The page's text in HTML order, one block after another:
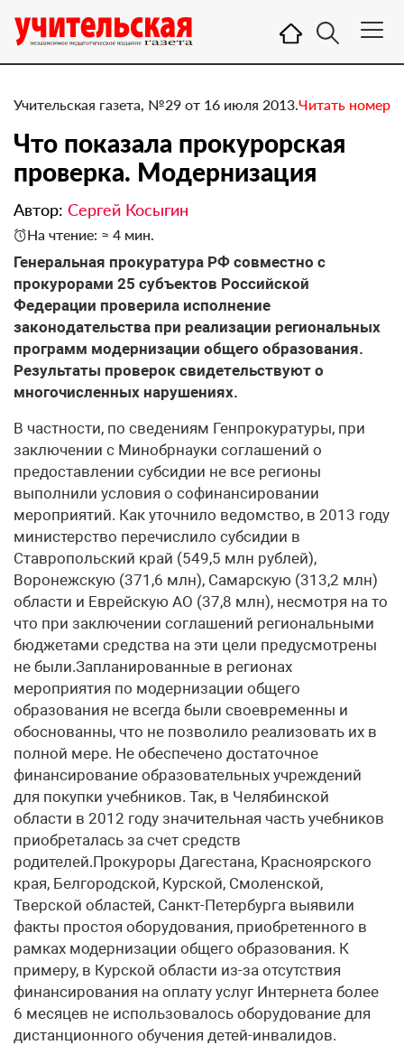
Учительская газета, №29 от 16 июля 2013.Читать номер
Что показала прокурорская
проверка. Модернизация
Автор: Сергей Косыгин
На чтение: ≈ 4 мин.
Генеральная прокуратура РФ совместно с
прокурорами 25 субъектов Российской
Федерации проверила исполнение
законодательства при реализации региональных
программ модернизации общего образования.
Результаты проверок свидетельствуют о
многочисленных нарушениях.
В частности, по сведениям Генпрокуратуры, при
заключении с Минобрнауки соглашений о
предоставлении субсидии не все регионы
выполнили условия о софинансировании
мероприятий. Как уточнило ведомство, в 2013 году
министерство перечислило субсидии в
Ставропольский край (549,5 млн рублей),
Воронежскую (371,6 млн), Самарскую (313,2 млн)
области и Еврейскую АО (37,8 млн), несмотря на то
что при заключении соглашений региональными
бюджетами средства на эти цели предусмотрены
не были.Запланированные в регионах
мероприятия по модернизации общего
образования не всегда были своевременны и
обоснованны, что не позволило реализовать их в
полной мере. Не обеспечено достаточное
финансирование образовательных учреждений
для покупки учебников. Так, в Челябинской
области в 2012 году значительная часть учебников
приобреталась за счет средств
родителей.Прокуроры Дагестана, Красноярского
края, Белгородской, Курской, Смоленской,
Тверской областей, Санкт-Петербурга выявили
факты простоя оборудования, приобретенного в
рамках модернизации общего образования. К
примеру, в Курской области из-за отсутствия
финансирования на оплату услуг Интернета более
6 месяцев не использовалось оборудование для
дистанционного обучения детей-инвалидов.